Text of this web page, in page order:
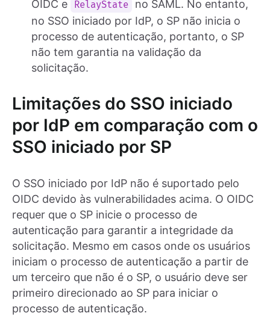
OIDC e RelayState
no SAML. No entanto,
no SSO iniciado por IdP, o SP não inicia o
processo de autenticação, portanto, o SP
não tem garantia na validação da
solicitação.
Limitações do SSO iniciado
por IdP em comparação com o
SSO iniciado por SP
O SSO iniciado por IdP não é suportado pelo
OIDC devido às vulnerabilidades acima. O OIDC
requer que o SP inicie o processo de
autenticação para garantir a integridade da
solicitação. Mesmo em casos onde os usuários
iniciam o processo de autenticação a partir de
um terceiro que não é o SP, o usuário deve ser
primeiro direcionado ao SP para iniciar o
processo de autenticação.